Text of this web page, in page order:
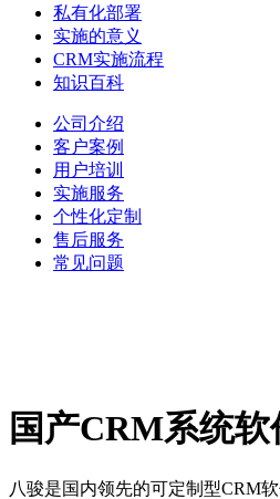
私有化部署
实施的意义
CRM实施流程
知识百科
公司介绍
客户案例
用户培训
实施服务
个性化定制
售后服务
常见问题
国产CRM系统软
八骏是国内领先的可定制型CRM